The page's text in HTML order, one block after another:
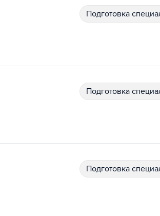
подготовка
подготовка
подготовка